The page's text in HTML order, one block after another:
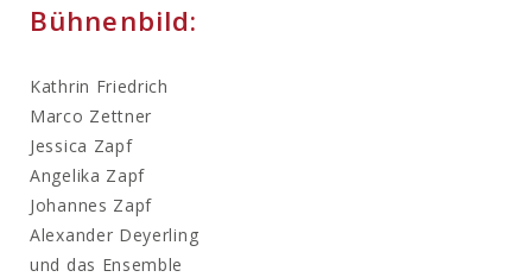
Bühnenbild:
Kathrin Friedrich
Marco Zettner
Jessica Zapf
Angelika Zapf
Johannes Zapf
Alexander Deyerling
und das Ensemble